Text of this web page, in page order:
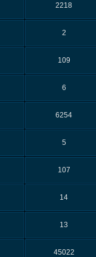
2218
2
109
6
6254
5
107
14
13
45022